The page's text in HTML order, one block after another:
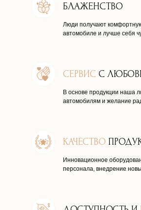
БЛАЖЕНСТВО
Люди получают
автомобиле и лучше себя
КАЧЕСТВО
Инновационное
персонала, внедрение
СЕРВИС С
В основе продукции наша
автомобилям и желание